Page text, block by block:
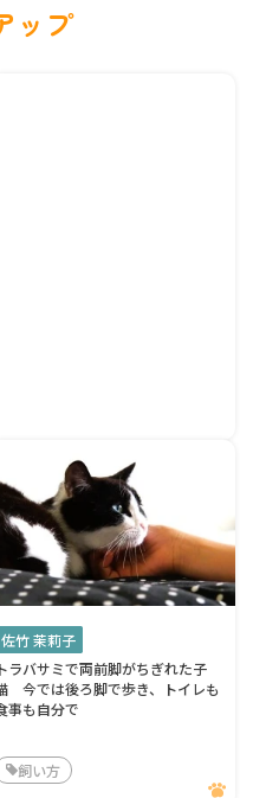
ップ
佐竹 茉莉子
トラバサミで両前脚がちぎれた子
今では後ろ脚で歩き、トイレも
事も自分で
飼い方